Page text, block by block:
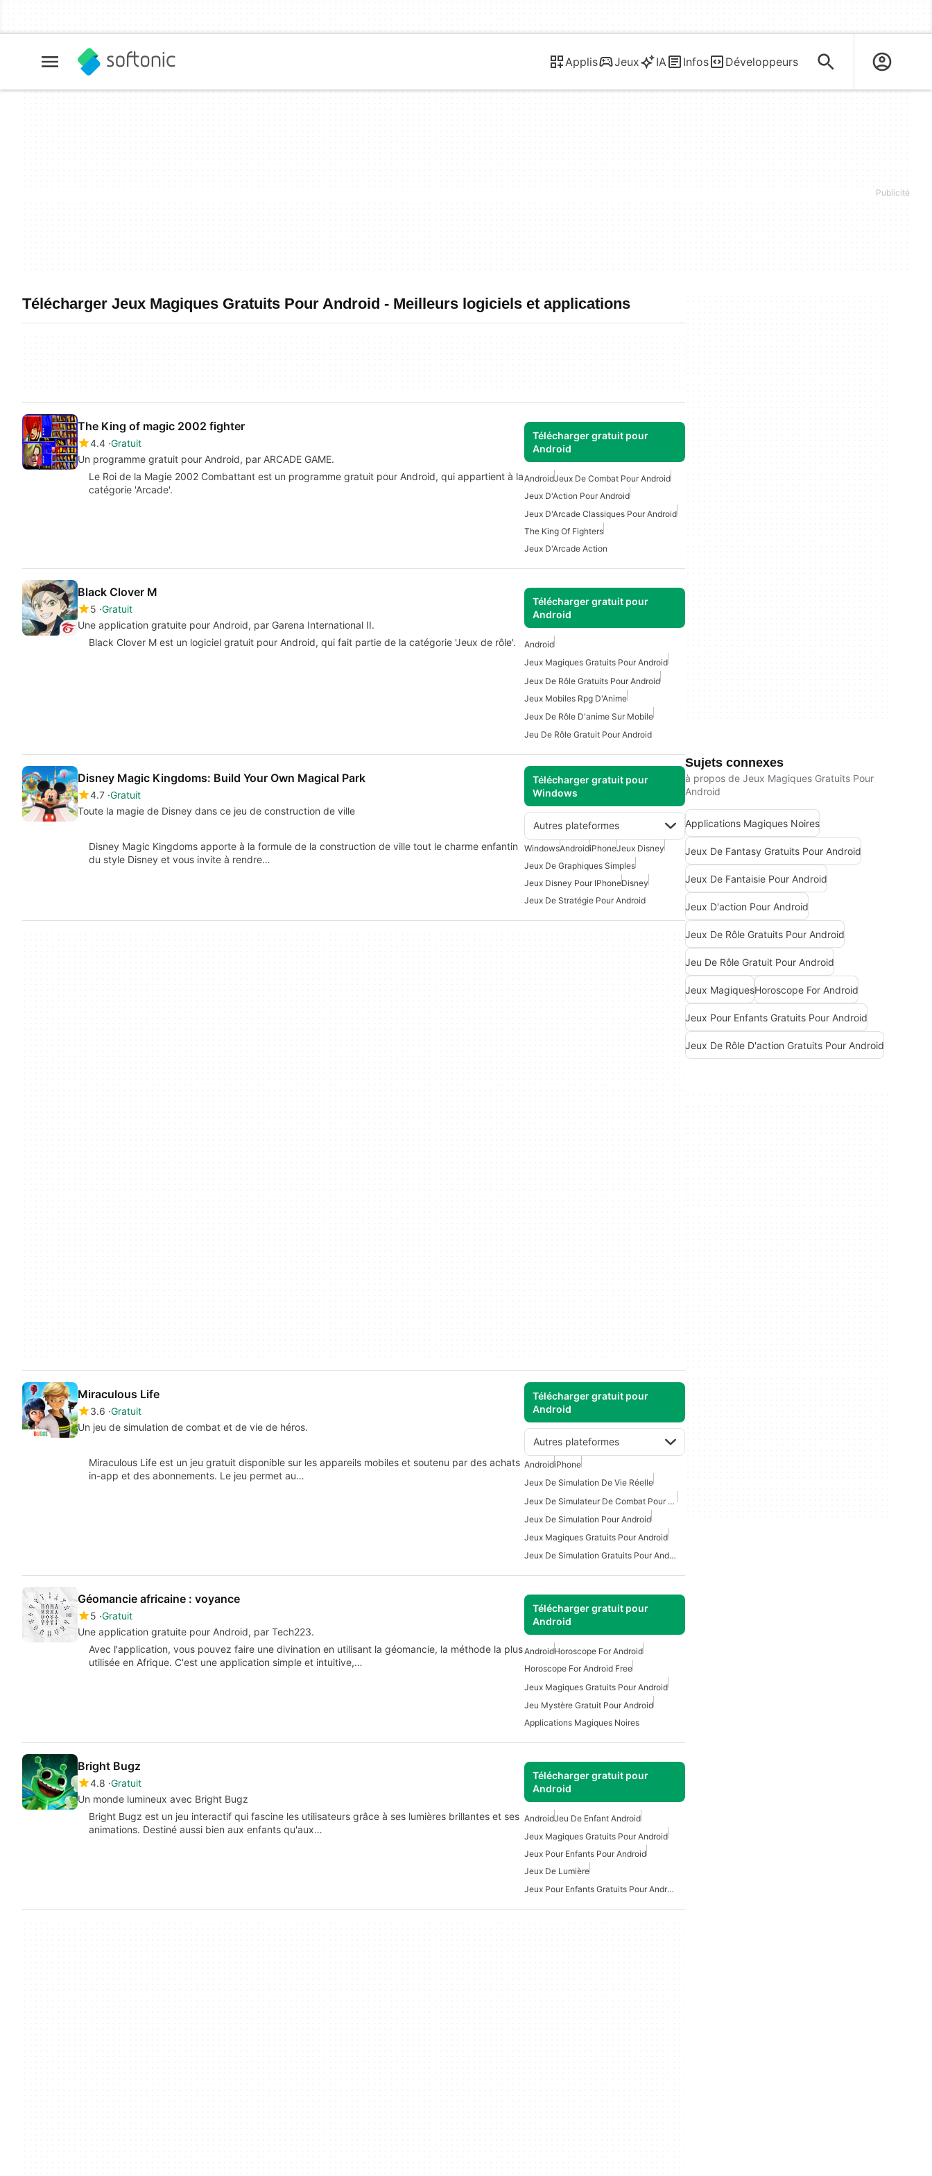
Applis Jeux IA Infos Développeurs
Télécharger Jeux Magiques Gratuits Pour Android - Meilleurs logiciels et applications
The King of magic 2002 fighter
4.4 Gratuit
Un programme gratuit pour Android, par ARCADE GAME.
Télécharger gratuit pour
Android
Le Roi de la Magie 2002 Combattant est un programme gratuit pour Android, qui appartient à la
catégorie 'Arcade'.
AndroidJeux De Combat Pour Android
Jeux D'Action Pour Android
Jeux D'Arcade Classiques Pour Android
The King Of Fighters
Jeux D'Arcade Action
Black Clover M
5 Gratuit
Une application gratuite pour Android, par Garena International II.
Télécharger gratuit pour
Android
Black Clover M est un logiciel gratuit pour Android, qui fait partie de la catégorie 'Jeux de rôle'.
Android
Jeux Magiques Gratuits Pour Android
Jeux De Rôle Gratuits Pour Android
Jeux Mobiles Rpg D'Anime
Jeux De Rôle D'anime Sur Mobile
Jeu De Rôle Gratuit Pour Android
Disney Magic Kingdoms: Build Your Own Magical Park
4.7 Gratuit
Toute la magie de Disney dans ce jeu de construction de ville
Télécharger gratuit pour
Windows
Autres plateformes
Disney Magic Kingdoms apporte à la formule de la construction de ville tout le charme enfantin
du style Disney et vous invite à rendre…
WindowsAndroidiPhoneJeux Disney
Jeux De Graphiques Simples
Jeux Disney Pour IPhoneDisney
Jeux De Stratégie Pour Android
Miraculous Life
3.6 Gratuit
Un jeu de simulation de combat et de vie de héros.
Télécharger gratuit pour
Android
Autres plateformes
Miraculous Life est un jeu gratuit disponible sur les appareils mobiles et soutenu par des achats
in-app et des abonnements. Le jeu permet au…
AndroidiPhone
Jeux De Simulation De Vie Réelle
Jeux De Simulateur De Combat Pour Android
Jeux De Simulation Pour Android
Jeux Magiques Gratuits Pour Android
Jeux De Simulation Gratuits Pour Android
Géomancie africaine : voyance
5 Gratuit
Une application gratuite pour Android, par Tech223.
Télécharger gratuit pour
Android
Avec l'application, vous pouvez faire une divination en utilisant la géomancie, la méthode la plus
utilisée en Afrique. C'est une application simple et intuitive,…
AndroidHoroscope For Android
Horoscope For Android Free
Jeux Magiques Gratuits Pour Android
Jeu Mystère Gratuit Pour Android
Applications Magiques Noires
Bright Bugz
4.8 Gratuit
Un monde lumineux avec Bright Bugz
Télécharger gratuit pour
Android
Bright Bugz est un jeu interactif qui fascine les utilisateurs grâce à ses lumières brillantes et ses
animations. Destiné aussi bien aux enfants qu'aux…
AndroidJeu De Enfant Android
Jeux Magiques Gratuits Pour Android
Jeux Pour Enfants Pour Android
Jeux De Lumière
Jeux Pour Enfants Gratuits Pour Android
Sujets connexes
à propos de Jeux Magiques Gratuits Pour
Android
Applications Magiques Noires
Jeux De Fantasy Gratuits Pour Android
Jeux De Fantaisie Pour Android
Jeux D'action Pour Android
Jeux De Rôle Gratuits Pour Android
Jeu De Rôle Gratuit Pour Android
Jeux MagiquesHoroscope For Android
Jeux Pour Enfants Gratuits Pour Android
Jeux De Rôle D'action Gratuits Pour Android